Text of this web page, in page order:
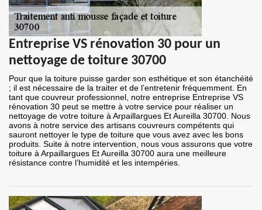
Entreprise VS rénovation 30 pour un
nettoyage de toiture 30700
Pour que la toiture puisse garder son esthétique et son étanchéité
; il est nécessaire de la traiter et de l’entretenir fréquemment. En
tant que couvreur professionnel, notre entreprise Entreprise VS
rénovation 30 peut se mettre à votre service pour réaliser un
nettoyage de votre toiture à Arpaillargues Et Aureilla 30700. Nous
avons à notre service des artisans couvreurs compétents qui
sauront nettoyer le type de toiture que vous avez avec les bons
produits. Suite à notre intervention, nous vous assurons que votre
toiture à Arpaillargues Et Aureilla 30700 aura une meilleure
résistance contre l’humidité et les intempéries.